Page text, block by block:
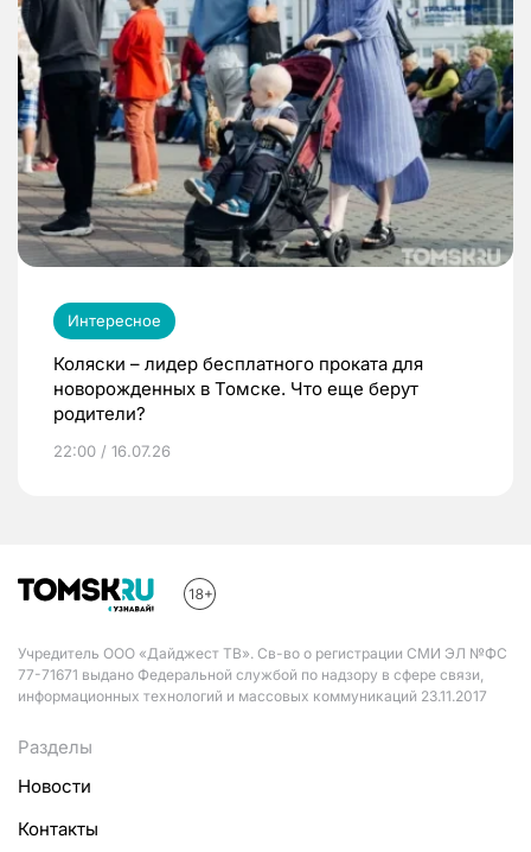
Интересное
Коляски – лидер бесплатного проката для
новорожденных в Томске. Что еще берут
родители?
22:00 / 16.07.26
Учредитель ООО «Дайджест ТВ». Св-во о регистрации СМИ ЭЛ №ФС
77-71671 выдано Федеральной службой по надзору в сфере связи,
информационных технологий и массовых коммуникаций 23.11.2017
Разделы
Новости
Контакты